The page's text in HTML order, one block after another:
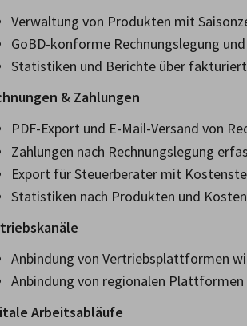
Verwaltung von Produkten mit
GoBD-konforme Rechnungslegung
Statistiken und Berichte über
& Zahlungen
PDF-Export und E-Mail-Versand von
Zahlungen nach Rechnungslegung
Export für Steuerberater mit
Statistiken nach Produkten und
Anbindung von Vertriebsplattformen
Anbindung von regionalen
Arbeitsabläufe